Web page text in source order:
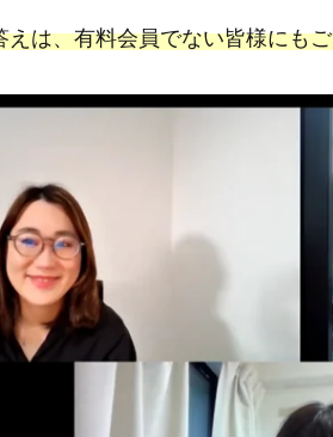
えは、有料会員でない皆様にも